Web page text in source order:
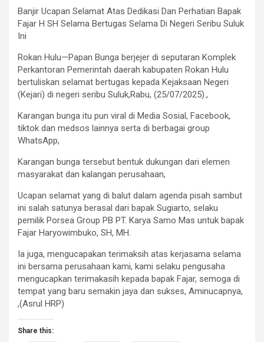
Banjir Ucapan Selamat Atas Dedikasi Dan Perhatian Bapak
Fajar H SH Selama Bertugas Selama Di Negeri Seribu Suluk
Ini
Rokan Hulu—Papan Bunga berjejer di seputaran Komplek
Perkantoran Pemerintah daerah kabupaten Rokan Hulu
bertuliskan selamat bertugas kepada Kejaksaan Negeri
(Kejari) di negeri seribu Suluk,Rabu, (25/07/2025).,
Karangan bunga itu pun viral di Media Sosial, Facebook,
tiktok dan medsos lainnya serta di berbagai group
WhatsApp,
Karangan bunga tersebut bentuk dukungan dari elemen
masyarakat dan kalangan perusahaan,
Ucapan selamat yang di balut dalam agenda pisah sambut
ini salah satunya berasal dari bapak Sugiarto, selaku
pemilik Porsea Group PB PT. Karya Samo Mas untuk bapak
Fajar Haryowimbuko, SH, MH.
Ia juga, mengucapakan terimaksih atas kerjasama selama
ini bersama perusahaan kami, kami selaku pengusaha
mengucapkan terimakasih kepada bapak Fajar, semoga di
tempat yang baru semakin jaya dan sukses, Aminucapnya,
,(Asrul HRP)
Share this: